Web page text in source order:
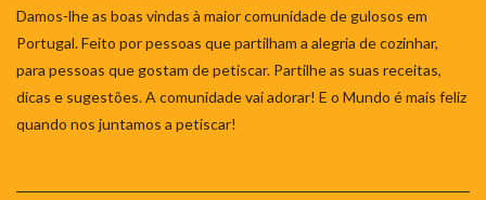
Damos-lhe as boas vindas à maior comunidade de gulosos em
Portugal. Feito por pessoas que partilham a alegria de cozinhar,
para pessoas que gostam de petiscar. Partilhe as suas receitas,
dicas e sugestões. A comunidade vai adorar! E o Mundo é mais feliz
quando nos juntamos a petiscar!